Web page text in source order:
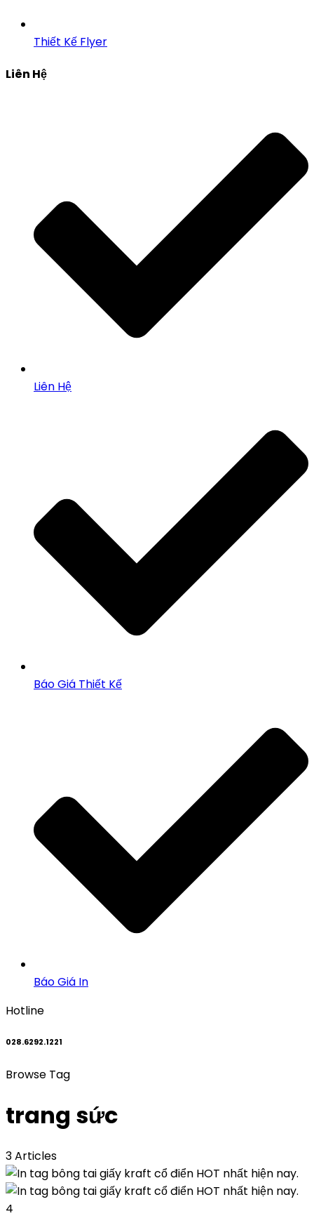
Thiết Kế Flyer
Liên Hệ
Liên Hệ
Báo Giá Thiết Kế
Báo Giá In
Hotline
028.6292.1221
Browse Tag
trang sức
3 Articles
4